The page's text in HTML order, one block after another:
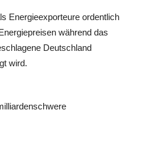
Energieexporteure ordentlich
während das
Deutschland
wird.